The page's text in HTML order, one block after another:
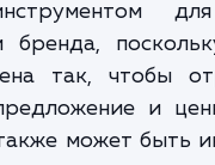
отклик
Это
и доходы.